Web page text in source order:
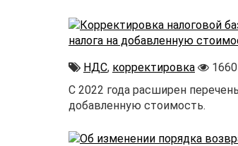
НДС, корректировка
С 2022 года расширен
добавленную стоимость.